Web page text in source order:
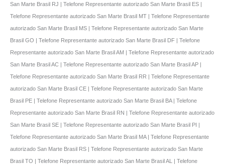
San Marte Brasil RJ | Telefone Representante autorizado San Marte Brasil ES |
Telefone Representante autorizado San Marte Brasil MT | Telefone Representante
autorizado San Marte Brasil MS | Telefone Representante autorizado San Marte
Brasil GO | Telefone Representante autorizado San Marte Brasil DF | Telefone
Representante autorizado San Marte Brasil AM | Telefone Representante autorizado
San Marte Brasil AC | Telefone Representante autorizado San Marte Brasil AP |
Telefone Representante autorizado San Marte Brasil RR | Telefone Representante
autorizado San Marte Brasil CE | Telefone Representante autorizado San Marte
Brasil PE | Telefone Representante autorizado San Marte Brasil BA | Telefone
Representante autorizado San Marte Brasil RN | Telefone Representante autorizado
San Marte Brasil SE | Telefone Representante autorizado San Marte Brasil PI |
Telefone Representante autorizado San Marte Brasil MA | Telefone Representante
autorizado San Marte Brasil RS | Telefone Representante autorizado San Marte
Brasil TO | Telefone Representante autorizado San Marte Brasil AL | Telefone